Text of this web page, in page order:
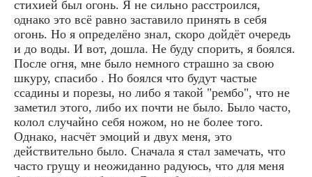
стихией был огонь. Я не сильно расстроился,
однако это всё равно заставило принять в себя
огонь. Но я определёно знал, скоро дойдёт очередь
и до воды. И вот, дошла. Не буду спорить, я боялся.
После огня, мне было немного страшно за свою
шкуру, спасибо . Но боялся что будут частые
ссадины и порезы, но либо я такой "рембо", что не
заметил этого, либо их почти не было. Было часто,
колол случайно себя ножом, но не более того.
Однако, насчёт эмоций и двух меня, это
действительно было. Сначала я стал замечать, что
часто грущу и неожиданно радуюсь, что для меня